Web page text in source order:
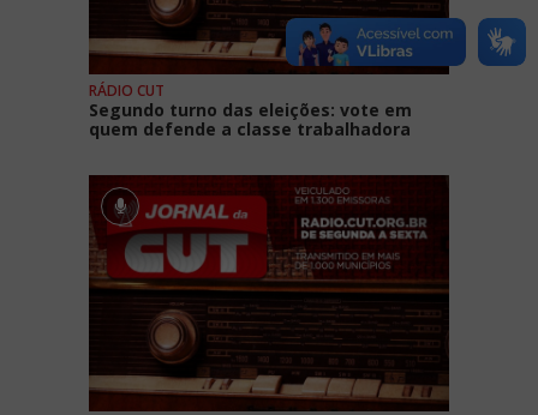
RÁDIO CUT
Segundo turno das eleições: vote em
quem defende a classe trabalhadora